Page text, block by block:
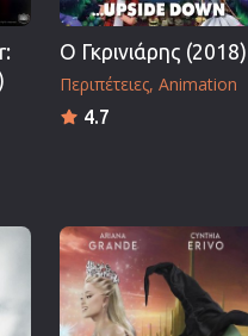
Τρόμου
Φαντασίας
Ο Γκρινιάρης (2018)
Περιπέτειες Animation
4.7